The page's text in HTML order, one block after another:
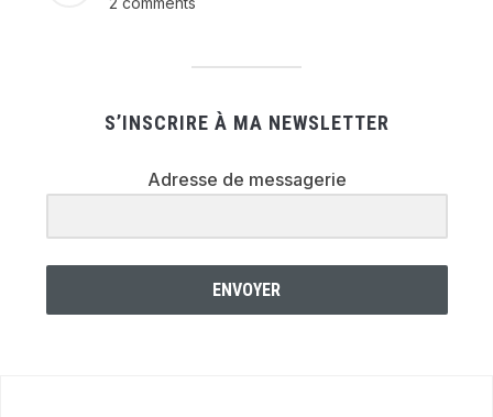
S’INSCRIRE À MA NEWSLETTER
Adresse de messagerie
ENVOYER